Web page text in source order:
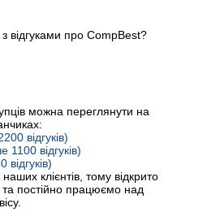
відгуками про CompBest?
можна переглянути на
відгуків)
відгуків)
клієнтів, тому відкрито
та постійно працюємо над